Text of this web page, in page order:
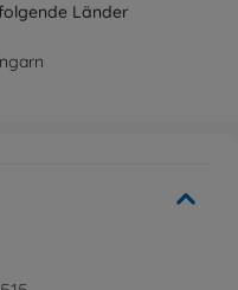
Länder